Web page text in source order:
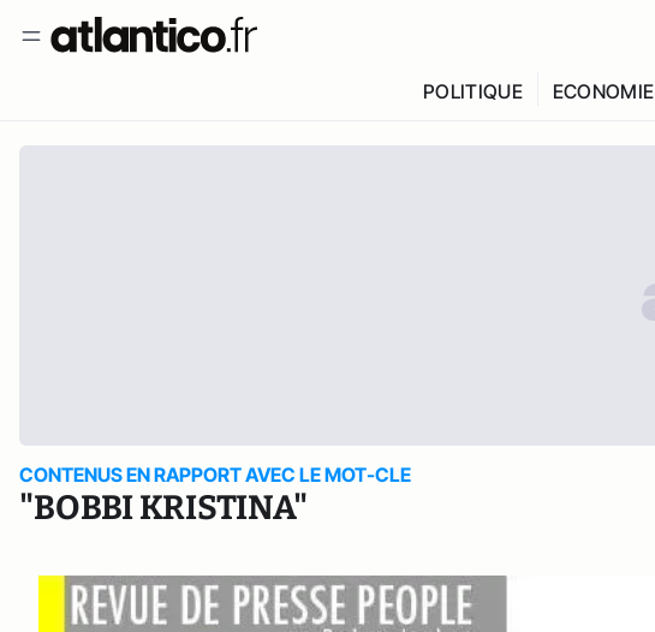
POLITIQUE ECONOMIE
CONTENUS EN RAPPORT AVEC LE MOT-CLE
"BOBBI KRISTINA"